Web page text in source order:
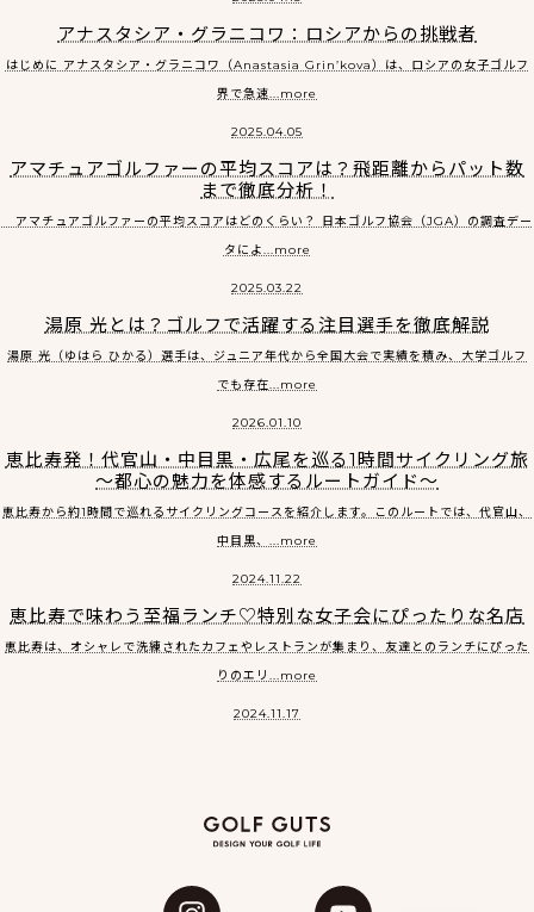
アナスタシア・グラニコワ：ロシアからの挑戦者
はじめに アナスタシア・グラニコワ（Anastasia Grin’kova）は、ロシアの女子ゴルフ
界で急速...more
2025.04.05
アマチュアゴルファーの平均スコアは？飛距離からパット数
まで徹底分析！
アマチュアゴルファーの平均スコアはどのくらい？ 日本ゴルフ協会（JGA）の調査デー
タによ...more
2025.03.22
湯原 光とは？ゴルフで活躍する注目選手を徹底解説
湯原 光（ゆはら ひかる）選手は、ジュニア年代から全国大会で実績を積み、大学ゴルフ
でも存在...more
2026.01.10
恵比寿発！代官山・中目黒・広尾を巡る1時間サイクリング旅
～都心の魅力を体感するルートガイド～
恵比寿から約1時間で巡れるサイクリングコースを紹介します。このルートでは、代官山、
中目黒、...more
2024.11.22
恵比寿で味わう至福ランチ♡特別な女子会にぴったりな名店
恵比寿は、オシャレで洗練されたカフェやレストランが集まり、友達とのランチにぴった
りのエリ...more
2024.11.17